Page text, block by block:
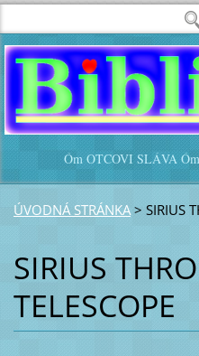
Óm OTCOVI SLÁVA
ÚVODNÁ STRÁNKA > SIRIUS
SIRIUS
TELESCOPE